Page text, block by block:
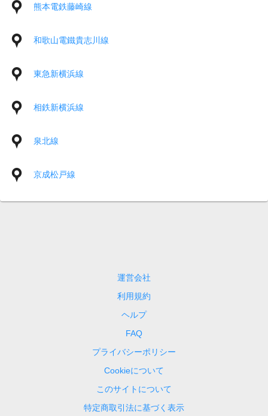
熊本電鉄藤崎線
和歌山電鐵貴志川線
東急新横浜線
相鉄新横浜線
泉北線
京成松戸線
運営会社
利用規約
ヘルプ
FAQ
プライバシーポリシー
Cookieについて
このサイトについて
特定商取引法に基づく表示